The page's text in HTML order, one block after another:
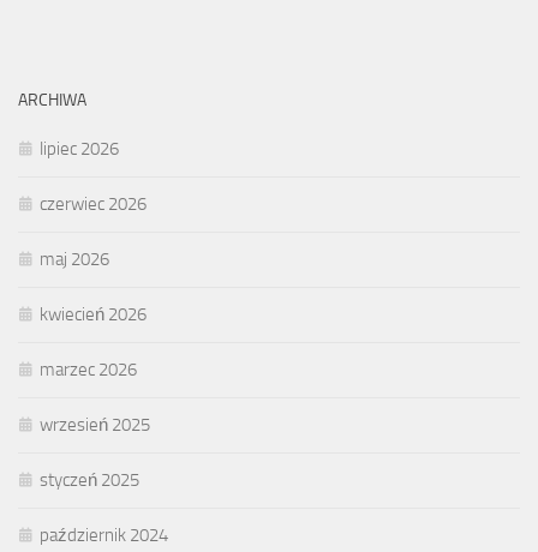
ARCHIWA
lipiec 2026
czerwiec 2026
maj 2026
kwiecień 2026
marzec 2026
wrzesień 2025
styczeń 2025
październik 2024